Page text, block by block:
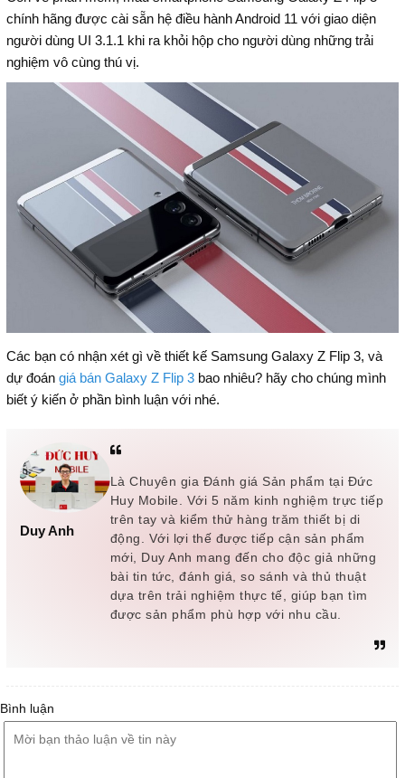
chính hãng được cài sẵn hệ điều hành Android 11 với giao diện
người dùng UI 3.1.1 khi ra khỏi hộp cho người dùng những trải
nghiệm vô cùng thú vị.
Các bạn có nhận xét gì về thiết kế Samsung Galaxy Z Flip 3, và
dự đoán giá bán Galaxy Z Flip 3bao nhiêu? hãy cho chúng mình
biết ý kiến ở phần bình luận với nhé.
Duy Anh
Là Chuyên gia Đánh giá Sản phẩm tại Đức
Huy Mobile. Với 5 năm kinh nghiệm trực tiếp
trên tay và kiểm thử hàng trăm thiết bị di
động. Với lợi thế được tiếp cận sản phẩm
mới, Duy Anh mang đến cho độc giả những
bài tin tức, đánh giá, so sánh và thủ thuật
dựa trên trải nghiệm thực tế, giúp bạn tìm
được sản phẩm phù hợp với nhu cầu.
Bình luận